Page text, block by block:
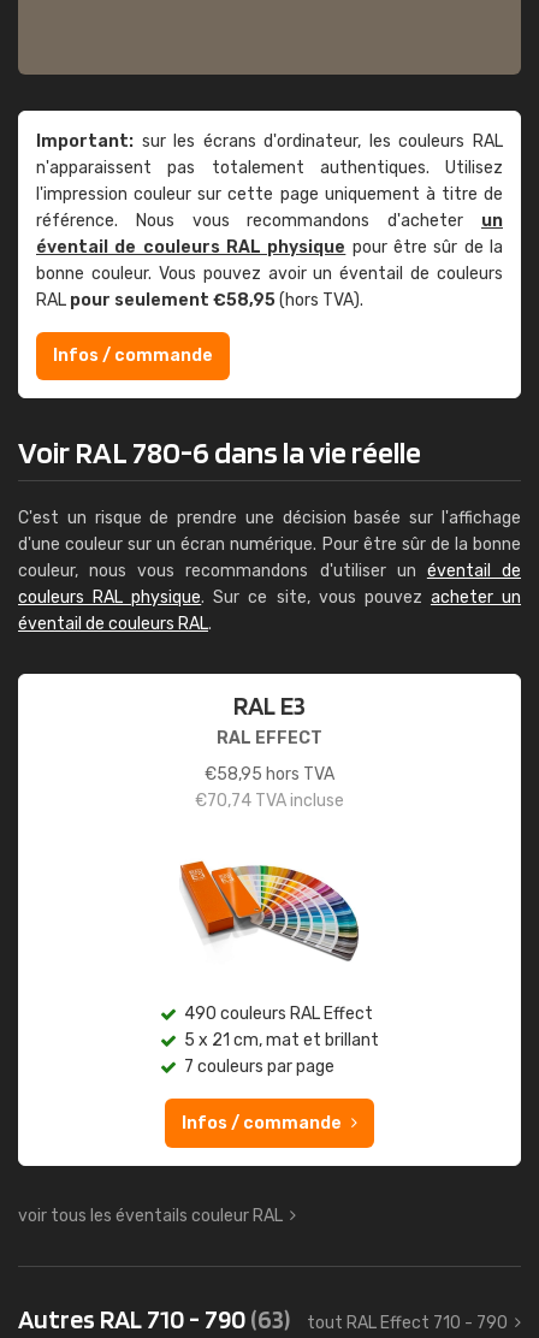
Important: sur les écrans d'ordinateur, les couleurs RAL
n'apparaissent pas totalement authentiques. Utilisez
l'impression couleur sur cette page uniquement à titre de
référence. Nous vous recommandons d'acheter un
éventail de couleurs RAL physique pour être sûr de la
bonne couleur. Vous pouvez avoir un éventail de couleurs
RAL pour seulement €58,95(hors TVA).
Infos / commande
Voir RAL 780-6 dans la vie réelle
C'est un risque de prendre une décision basée sur l'affichage
d'une couleur sur un écran numérique. Pour être sûr de la bonne
couleur, nous vous recommandons d'utiliser un éventail de
couleurs RAL physique. Sur ce site, vous pouvez acheter un
éventail de couleurs RAL.
RAL E3
RAL EFFECT
€58,95 hors TVA
€70,74 TVA incluse
490 couleurs RAL Effect
5 x 21 cm, mat et brillant
7 couleurs par page
Infos / commande
voir tous les éventails couleur RAL
Autres RAL 710 - 790(63) tout RAL Effect 710 - 790